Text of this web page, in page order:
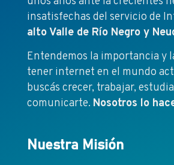
insatisfechas del servicio de
alto Valle de Río Negro y
Entendemos la importancia y
tener internet en el mundo
buscás crecer, trabajar,
comunicarte. Nosotros lo
Nuestra Misión